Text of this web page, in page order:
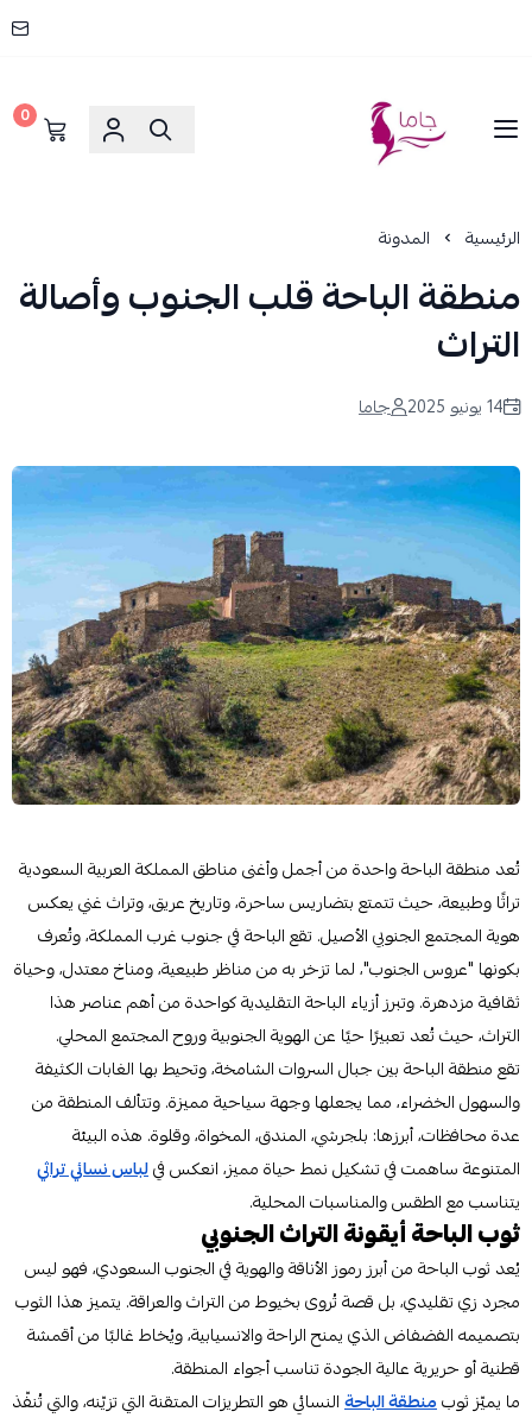
جاما _ JAMA
0
الرئيسية المدونة
منطقة الباحة قلب الجنوب وأصالة
التراث
14 يونيو 2025 جاما
تُعد منطقة الباحة واحدة من أجمل وأغنى مناطق المملكة العربية السعودية
تراثًا وطبيعة، حيث تتمتع بتضاريس ساحرة، وتاريخ عريق، وتراث غني يعكس
هوية المجتمع الجنوبي الأصيل. تقع الباحة في جنوب غرب المملكة، وتُعرف
بكونها "عروس الجنوب"، لما تزخر به من مناظر طبيعية، ومناخ معتدل، وحياة
ثقافية مزدهرة. وتبرز أزياء الباحة التقليدية كواحدة من أهم عناصر هذا
التراث، حيث تُعد تعبيرًا حيًا عن الهوية الجنوبية وروح المجتمع المحلي.
تقع منطقة الباحة بين جبال السروات الشامخة، وتحيط بها الغابات الكثيفة
والسهول الخضراء، مما يجعلها وجهة سياحية مميزة. وتتألف المنطقة من
عدة محافظات، أبرزها: بلجرشي، المندق، المخواة، وقلوة. هذه البيئة
المتنوعة ساهمت في تشكيل نمط حياة مميز، انعكس فيلباس نسائي تراثي
يتناسب مع الطقس والمناسبات المحلية.
ثوب الباحة أيقونة التراث الجنوبي
يُعد ثوب الباحة من أبرز رموز الأناقة والهوية في الجنوب السعودي، فهو ليس
مجرد زي تقليدي، بل قصة تُروى بخيوط من التراث والعراقة. يتميز هذا الثوب
بتصميمه الفضفاض الذي يمنح الراحة والانسيابية، ويُخاط غالبًا من أقمشة
قطنية أو حريرية عالية الجودة تناسب أجواء المنطقة.
ما يميّز ثوبمنطقة الباحةالنسائي هو التطريزات المتقنة التي تزيّنه، والتي تُنفّذ